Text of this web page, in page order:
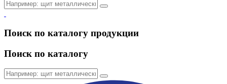
Поиск по каталогу продукции
Поиск по каталогу